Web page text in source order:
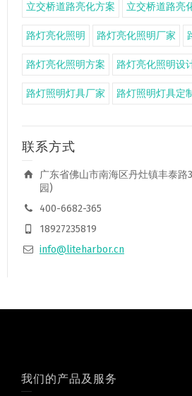
立交桥道路亮化方案 立交桥道路亮
路灯亮化照明 路灯亮化照明厂家
路灯亮化照明方案 路灯亮化照明设
路灯照明灯具厂家 路灯照明灯具定
联系方式
广东省佛山市南海区丹灶镇丰泰路
园)
400-6682-365
18927235819
info@liteharbor.cn
我们的产品及服务